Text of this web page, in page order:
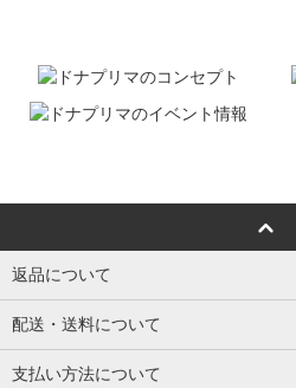
返品について
配送・送料について
支払い方法について